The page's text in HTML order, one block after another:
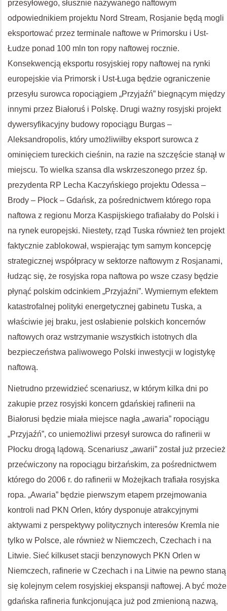
przesyłowego, słusznie nazywanego naftowym
odpowiednikiem projektu Nord Stream, Rosjanie będą mogli
eksportować przez terminale naftowe w Primorsku i Ust-
Łudze ponad 100 mln ton ropy naftowej rocznie.
Konsekwencją eksportu rosyjskiej ropy naftowej na rynki
europejskie via Primorsk i Ust-Ługa będzie ograniczenie
przesyłu surowca ropociągiem „Przyjaźń” biegnącym między
innymi przez Białoruś i Polskę. Drugi ważny rosyjski projekt
dywersyfikacyjny budowy ropociągu Burgas –
Aleksandropolis, który umożliwiłby eksport surowca z
ominięciem tureckich cieśnin, na razie na szczęście stanął w
miejscu. To wielka szansa dla wskrzeszonego przez śp.
prezydenta RP Lecha Kaczyńskiego projektu Odessa –
Brody – Płock – Gdańsk, za pośrednictwem którego ropa
naftowa z regionu Morza Kaspijskiego trafiałaby do Polski i
na rynek europejski. Niestety, rząd Tuska również ten projekt
faktycznie zablokował, wspierając tym samym koncepcję
strategicznej współpracy w sektorze naftowym z Rosjanami,
łudząc się, że rosyjska ropa naftowa po wsze czasy będzie
płynąć polskim odcinkiem „Przyjaźni”. Wymiernym efektem
katastrofalnej polityki energetycznej gabinetu Tuska, a
właściwie jej braku, jest osłabienie polskich koncernów
naftowych oraz wstrzymanie wszystkich istotnych dla
bezpieczeństwa paliwowego Polski inwestycji w logistykę
naftową.
Nietrudno przewidzieć scenariusz, w którym kilka dni po
zakupie przez rosyjski koncern gdańskiej rafinerii na
Białorusi będzie miała miejsce nagła „awaria” ropociągu
„Przyjaźń”, co uniemożliwi przesył surowca do rafinerii w
Płocku drogą lądową. Scenariusz „awarii” został już przecież
przećwiczony na ropociągu birżańskim, za pośrednictwem
którego do 2006 r. do rafinerii w Możejkach trafiała rosyjska
ropa. „Awaria” będzie pierwszym etapem przejmowania
kontroli nad PKN Orlen, który dysponuje atrakcyjnymi
aktywami z perspektywy politycznych interesów Kremla nie
tylko w Polsce, ale również w Niemczech, Czechach i na
Litwie. Sieć kilkuset stacji benzynowych PKN Orlen w
Niemczech, rafinerie w Czechach i na Litwie na pewno staną
się kolejnym celem rosyjskiej ekspansji naftowej. A być może
gdańska rafineria funkcjonująca już pod zmienioną nazwą,